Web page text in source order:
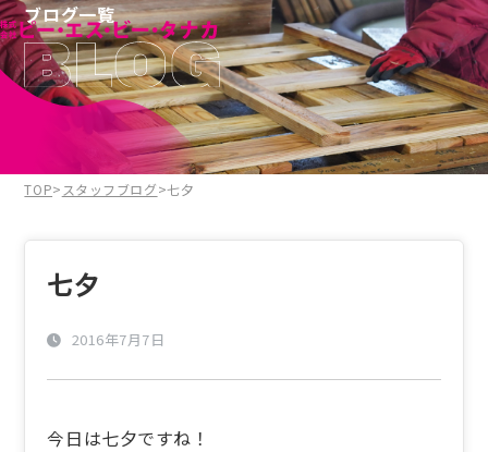
ブログ一覧
TOP> スタッフブログ>七夕
七夕
2016年7月7日
今日は七夕ですね！